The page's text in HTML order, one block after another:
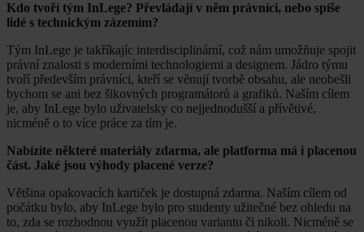
Kdo tvoří tým InLege? Převládají v něm právníci, nebo spíše
lidé s technickým zázemím?
Tým InLege je takříkajíc interdisciplinární, což nám umožňuje spojit
právní znalosti s moderními technologiemi a designem. Jádro týmu
tvoří především právníci, kteří se věnují tvorbě obsahu, ale neobešli
bychom se ani bez šikovných programátorů a grafiků. Naším cílem
je, aby InLege bylo uživatelsky co nejjednodušší a přívětivé,
nicméně o to více práce za tím je.
Nabízíte některé materiály zdarma, ale platforma má i placenou
část. Jaké jsou výhody placené verze?
Většina opakovacích kartiček je dostupná zdarma. Naším cílem od
počátku bylo, aby InLege bylo pro studenty užitečné bez ohledu na
to, zda se rozhodnou využít placenou variantu či nikoli. Nicméně se